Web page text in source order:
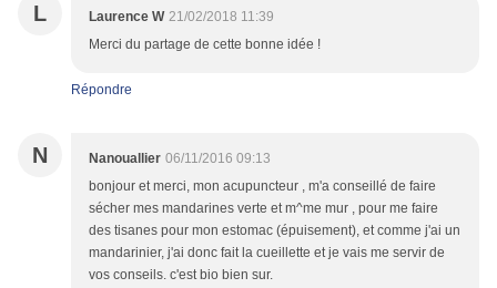
L Laurence W 21/02/2018 11:39
Merci du partage de cette bonne idée !
Répondre
N Nanouallier 06/11/2016 09:13
bonjour et merci, mon acupuncteur , m'a conseillé de faire
sécher mes mandarines verte et m^me mur , pour me faire
des tisanes pour mon estomac (épuisement), et comme j'ai un
mandarinier, j'ai donc fait la cueillette et je vais me servir de
vos conseils. c'est bio bien sur.